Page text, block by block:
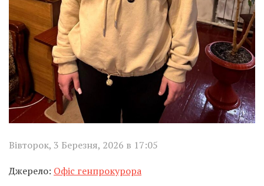
Вівторок, 3 Березня, 2026 в 17:05
Джерело: Офіс генпрокурора